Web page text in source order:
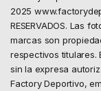
2025
RESERVADOS. Las
marcas son
respectivos titulares.
sin la expresa
Factory Deportivo,